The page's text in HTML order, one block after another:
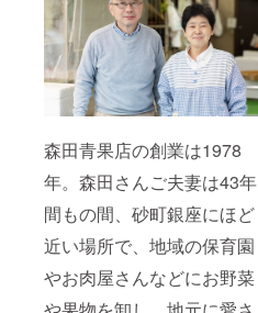
森田青果店の創業は1978
年。森田さんご夫妻は43年
間もの間、砂町銀座にほど
近い場所で、地域の保育園
やお肉屋さんなどにお野菜